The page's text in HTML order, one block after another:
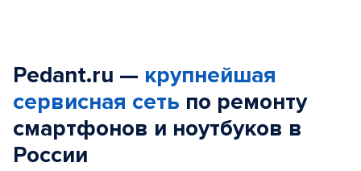
Pedant.ru — крупнейшая
сервисная сеть по ремонту
смартфонов и ноутбуков в
России